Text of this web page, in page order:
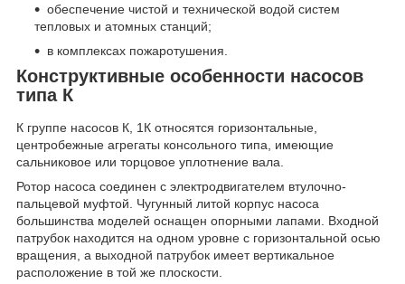
обеспечение чистой и технической водой систем
тепловых и атомных станций;
в комплексах пожаротушения.
Конструктивные особенности насосов
типа К
К группе насосов К, 1К относятся горизонтальные,
центробежные агрегаты консольного типа, имеющие
сальниковое или торцовое уплотнение вала.
Ротор насоса соединен с электродвигателем втулочно-
пальцевой муфтой. Чугунный литой корпус насоса
большинства моделей оснащен опорными лапами. Входной
патрубок находится на одном уровне с горизонтальной осью
вращения, а выходной патрубок имеет вертикальное
расположение в той же плоскости.